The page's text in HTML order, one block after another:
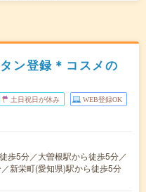
ン登録＊コスメの
土日祝日が休み WEB登録OK
歩5分／大曽根駅から徒歩5分／
新栄町(愛知県)駅から徒歩5分